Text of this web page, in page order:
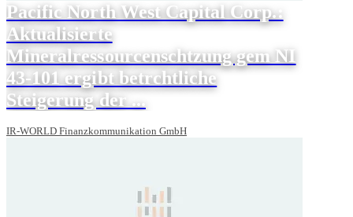
Pacific North West Capital Corp.:
Aktualisierte
Mineralressourcenschtzung gem NI
43-101 ergibt betrchtliche
Steigerung der ...
IR-WORLD Finanzkommunikation GmbH